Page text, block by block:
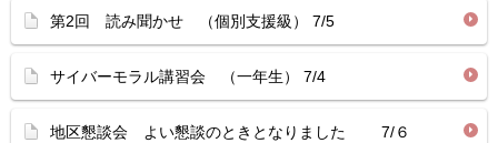
第2回 読み聞かせ （個別支援級） 7/5
サイバーモラル講習会 （一年生） 7/4
地区懇談会 よい懇談のときとなりました 7/６